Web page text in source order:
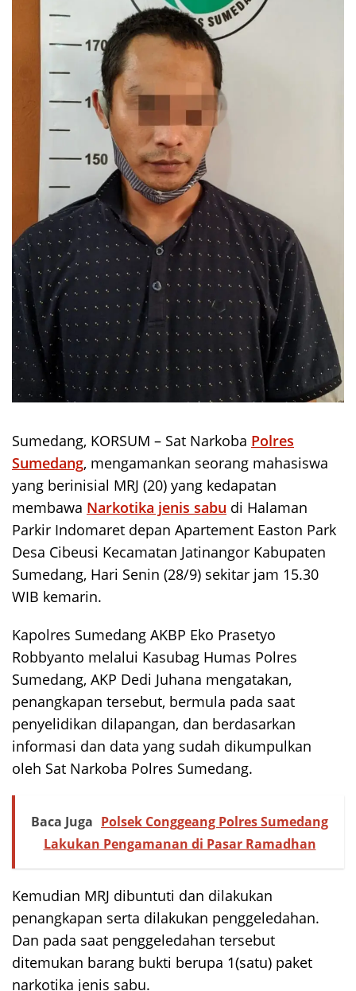
Sumedang, KORSUM – Sat Narkoba Polres
Sumedang, mengamankan seorang mahasiswa
yang berinisial MRJ (20) yang kedapatan
membawa Narkotika jenis sabu di Halaman
Parkir Indomaret depan Apartement Easton Park
Desa Cibeusi Kecamatan Jatinangor Kabupaten
Sumedang, Hari Senin (28/9) sekitar jam 15.30
WIB kemarin.
Kapolres Sumedang AKBP Eko Prasetyo
Robbyanto melalui Kasubag Humas Polres
Sumedang, AKP Dedi Juhana mengatakan,
penangkapan tersebut, bermula pada saat
penyelidikan dilapangan, dan berdasarkan
informasi dan data yang sudah dikumpulkan
oleh Sat Narkoba Polres Sumedang.
Baca Juga Polsek Conggeang Polres Sumedang
Lakukan Pengamanan di Pasar Ramadhan
Kemudian MRJ dibuntuti dan dilakukan
penangkapan serta dilakukan penggeledahan.
Dan pada saat penggeledahan tersebut
ditemukan barang bukti berupa 1(satu) paket
narkotika jenis sabu.